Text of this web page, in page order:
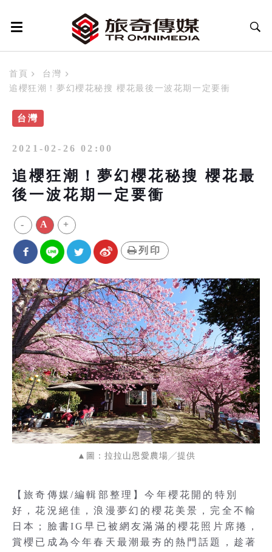
首頁
台灣
追櫻狂潮！夢幻櫻花秘搜 櫻花最後一波花期一定要衝
台灣
2021-02-26 02:00
追櫻狂潮！夢幻櫻花秘搜 櫻花最
後一波花期一定要衝
- A +
列印
▲圖：拉拉山恩愛農場╱提供
【旅奇傳媒/編輯部整理】今年櫻花開的特別
好，花況絕佳，浪漫夢幻的櫻花美景，完全不輸
日本；臉書IG早已被網友滿滿的櫻花照片席捲，
賞櫻已成為今年春天最潮最夯的熱門話題，趁著